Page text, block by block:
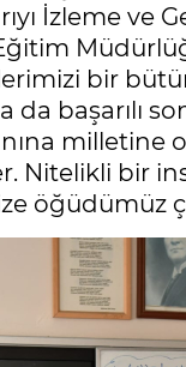
İzleme
bir
başarılı
milletine
Nitelikli bir
öğüdümüz